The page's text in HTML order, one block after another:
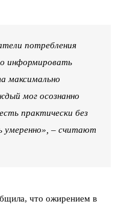
потребления
информировать
максимально
мог осознанно
практически без
умеренно», – считают
что ожирением в